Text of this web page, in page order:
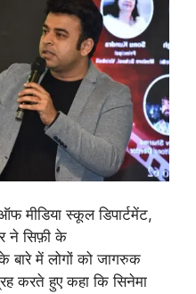
मीडिया स्कूल डिपार्टमेंट,
ने सिफ़ी के
में लोगों को जागरुक
करते हुए कहा कि सिनेमा